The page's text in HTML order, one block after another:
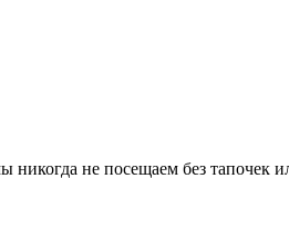
не посещаем без тапочек